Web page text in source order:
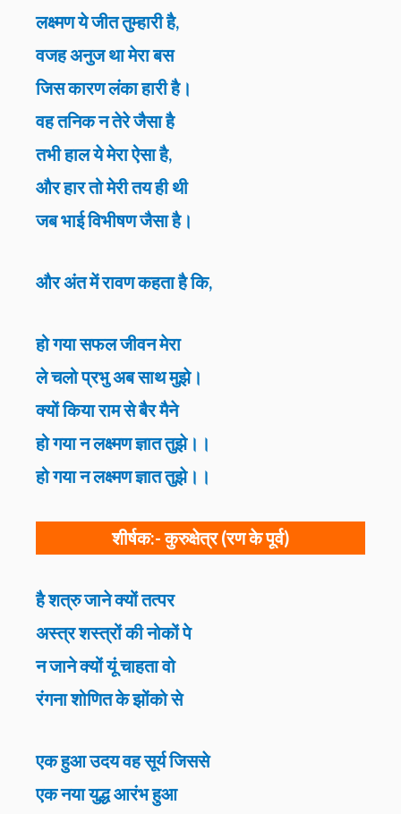
लक्ष्मण ये जीत तुम्हारी है,
वजह अनुज था मेरा बस
जिस कारण लंका हारी है।
वह तनिक न तेरे जैसा है
तभी हाल ये मेरा ऐसा है,
और हार तो मेरी तय ही थी
जब भाई विभीषण जैसा है।
और अंत में रावण कहता है कि,
हो गया सफल जीवन मेरा
ले चलो प्रभु अब साथ मुझे।
क्यों किया राम से बैर मैने
हो गया न लक्ष्मण ज्ञात तुझे।।
हो गया न लक्ष्मण ज्ञात तुझे।।
शीर्षक:-कुरुक्षेत्र (रण के पूर्व)
है शत्रु जाने क्यों तत्पर
अस्त्र शस्त्रों की नोकों पे
न जाने क्यों यूं चाहता वो
रंगना शोणित के झोंको से
एक हुआ उदय वह सूर्य जिससे
एक नया युद्ध आरंभ हुआ